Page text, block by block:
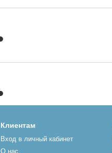
Клиентам
Вход в личный кабинет
О нас